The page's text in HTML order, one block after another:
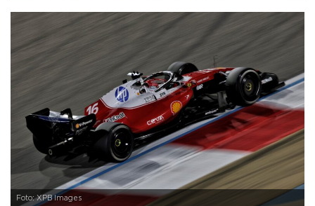
Foto: XPB Images